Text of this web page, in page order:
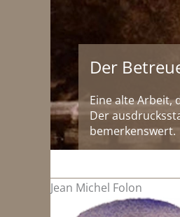
Der
Eine alte Arbeit,
Der
bemerkenswert.
Jean Michel Folon